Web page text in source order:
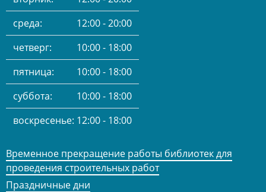
среда:
12:00 - 20:00
четверг:
10:00 - 18:00
пятница:
10:00 - 18:00
суббота:
10:00 - 18:00
воскресенье: 12:00 - 18:00
Временное прекращение работы библиотек для
проведения строительных работ
Праздничные дни